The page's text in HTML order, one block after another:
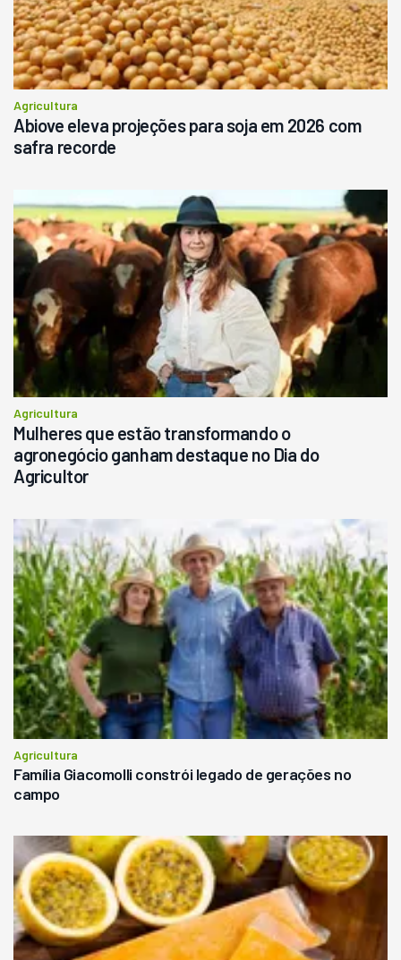
Agricultura
Abiove eleva projeções para soja em 2026 com
safra recorde
Agricultura
Mulheres que estão transformando o
agronegócio ganham destaque no Dia do
Agricultor
Agricultura
Família Giacomolli constrói legado de gerações no
campo